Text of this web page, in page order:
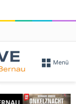
Menü